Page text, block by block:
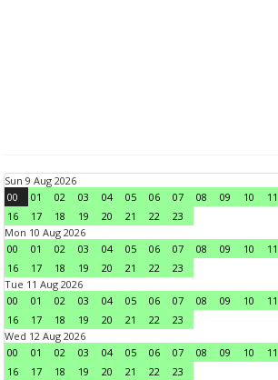
Sun 9 Aug 2026
00
01 02 03 04 05 06 07 08 09 10 11
16
17 18 19 20 21 22
23
Mon 10 Aug 2026
00
01 02 03 04 05 06 07 08 09 10 11
16
17 18 19 20 21 22
23
Tue 11 Aug 2026
00
01 02 03 04 05 06 07 08 09 10 11
16
17 18 19 20 21 22
23
Wed 12 Aug 2026
00
01 02 03 04 05 06 07 08 09 10 11
16
17 18 19 20 21 22
23